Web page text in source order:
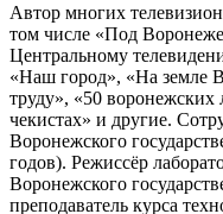
Автор многих
том числе «Под
Центральному
«Наш город», «На земле
труду», «50 воронежских
чекистах» и другие.
Воронежского
годов). Режиссёр
Воронежского
преподаватель курса